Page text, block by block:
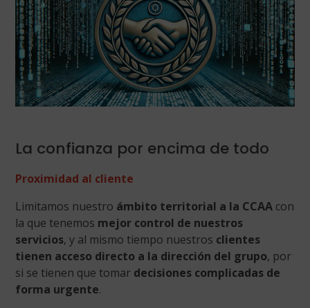
La confianza por encima de todo
Proximidad al cliente
Limitamos nuestro ámbito territorial a la CCAA con
la que tenemos mejor control de nuestros
servicios, y al mismo tiempo nuestros clientes
tienen acceso directo a la dirección del grupo, por
si se tienen que tomar decisiones complicadas de
forma urgente.